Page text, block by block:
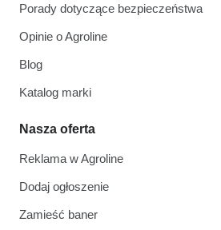
Porady dotyczące bezpieczeństwa
Opinie o Agroline
Blog
Katalog marki
Nasza oferta
Reklama w Agroline
Dodaj ogłoszenie
Zamieść baner